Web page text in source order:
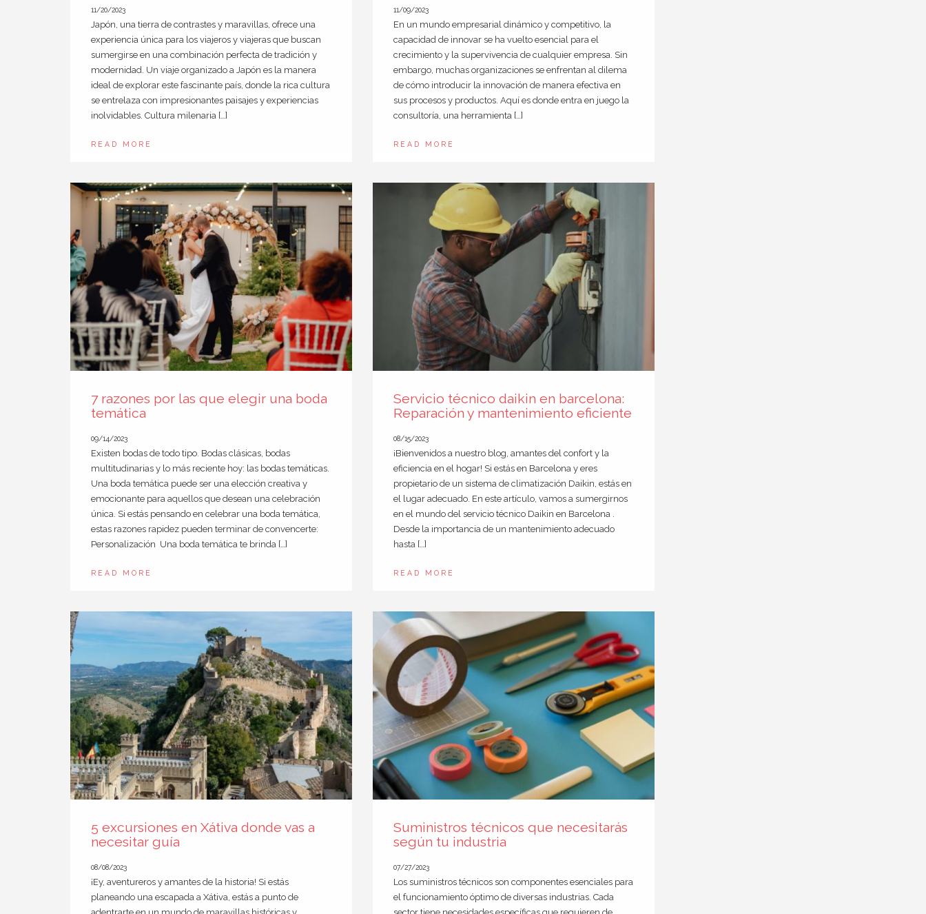
11/20/2023
Japón, una tierra de contrastes y maravillas, ofrece una
experiencia única para los viajeros y viajeras que buscan
sumergirse en una combinación perfecta de tradición y
modernidad. Un viaje organizado a Japón es la manera
ideal de explorar este fascinante país, donde la rica cultura
se entrelaza con impresionantes paisajes y experiencias
inolvidables. Cultura milenaria […]
READ MORE
11/09/2023
En un mundo empresarial dinámico y competitivo, la
capacidad de innovar se ha vuelto esencial para el
crecimiento y la supervivencia de cualquier empresa. Sin
embargo, muchas organizaciones se enfrentan al dilema
de cómo introducir la innovación de manera efectiva en
sus procesos y productos. Aquí es donde entra en juego la
consultoría, una herramienta […]
READ MORE
7 razones por las que elegir una boda
temática
09/14/2023
Existen bodas de todo tipo. Bodas clásicas, bodas
multitudinarias y lo más reciente hoy: las bodas temáticas.
Una boda temática puede ser una elección creativa y
emocionante para aquellos que desean una celebración
única. Si estás pensando en celebrar una boda temática,
estas razones rapidez pueden terminar de convencerte:
Personalización Una boda temática te brinda […]
READ MORE
Servicio técnico daikin en barcelona:
Reparación y mantenimiento eficiente
08/15/2023
¡Bienvenidos a nuestro blog, amantes del confort y la
eficiencia en el hogar! Si estás en Barcelona y eres
propietario de un sistema de climatización Daikin, estás en
el lugar adecuado. En este artículo, vamos a sumergirnos
en el mundo del servicio técnico Daikin en Barcelona .
Desde la importancia de un mantenimiento adecuado
hasta […]
READ MORE
5 excursiones en Xátiva donde vas a
necesitar guía
08/08/2023
¡Ey, aventureros y amantes de la historia! Si estás
planeando una escapada a Xátiva, estás a punto de
adentrarte en un mundo de maravillas históricas y
Suministros técnicos que necesitarás
según tu industria
07/27/2023
Los suministros técnicos son componentes esenciales para
el funcionamiento óptimo de diversas industrias. Cada
sector tiene necesidades específicas que requieren de